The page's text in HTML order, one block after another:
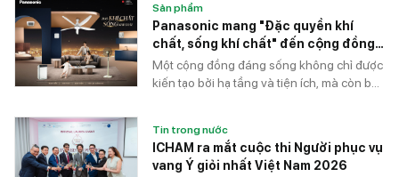
trên cả nước tuyển chọn những đồ án tốt
nghiệp xuất sắc tham gia giải thưởng
thường niên danh giá dành cho sinh viên
khối Xây dựng – Kiến trúc.
Sản phẩm
Panasonic mang "Đặc quyền khí
chất, sống khí chất" đến cộng đồng
cư dân
Một cộng đồng đáng sống không chỉ được
kiến tạo bởi hạ tầng và tiện ích, mà còn bởi
cho cộng đồng cư dân đô thị, Panasonic
mang đến chương trình "Đặc quyền khí
chất, sống khí chất", tạo cơ hội cho cư dân
Tin trong nước
ICHAM ra mắt cuộc thi Người phục vụ
vang Ý giỏi nhất Việt Nam 2026